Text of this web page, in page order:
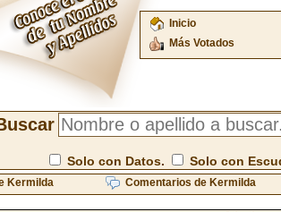
Inicio
Más Votados
Solo con Datos. Solo con
Kermilda Comentarios de Kermilda